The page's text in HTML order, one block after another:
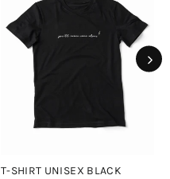
T-SHIRT UNISEX BLACK